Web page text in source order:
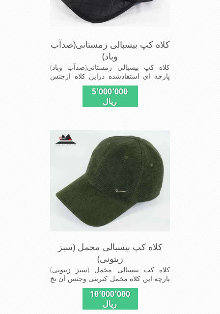
کلاه کپ بیسبالی زمستانی(ضدآب
وباد)
کلاه کپ بیسبالی زمستانی(ضدآب وباد)
پارچه ای استفادشده دراین کلاه ازجنس
ازجنس شمعی برای دوخت کاپشن بارانی
استفاده می شودبا آستر ضخیم که مناسب
ومناسب افرادخوش پوش جنس
عالی,دوخت مناسب,سبکی, خوش فرمی
ازدیگرخصوصیات این کلاه می باشند
5٬000٬000
ریال
کلاه کپ بیسبالی مخمل (سبز
زیتونی)
کلاه کپ بیسبالی مخمل (سبز زیتونی)
پارچه این کلاه مخمل کبریتی وجنس آن نخ
پلیسر است داخل کلاه آستر مشکی تترون
دوخته شده تا کلاه تنفسی بهتر داشته باشد
این مدل کلاه با بندگیری که پشت کلاه
10٬000٬000
ریال